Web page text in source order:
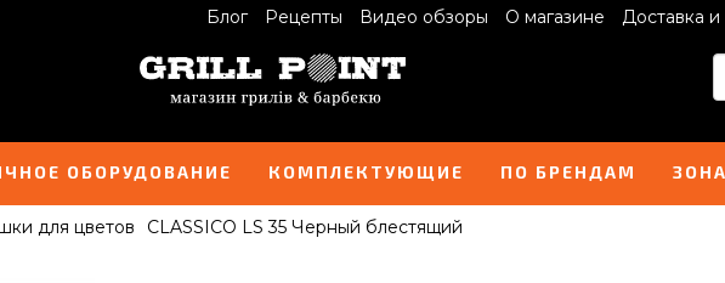
Блог Рецепты Видео обзоры О магазине Доставка и
ОБОРУДОВАНИЕ КОМПЛЕКТУЮЩИЕ ПО БРЕНДАМ
для цветов CLASSICO LS 35 Черный блестящий